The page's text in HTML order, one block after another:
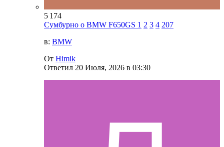
5 174
Сумбурно о BMW F650GS 1 2 3 4 207
в: BMW
От Himik
Ответил 20 Июля, 2026 в 03:30